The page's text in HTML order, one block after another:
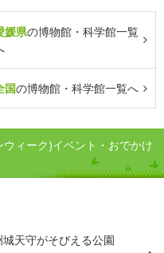
媛県の博物館・科学館一覧
国の博物館・科学館一覧へ
ィーク)イベント・おでかけ
天守がそびえる公園